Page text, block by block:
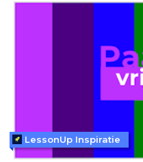
LessonUp Inspiratie